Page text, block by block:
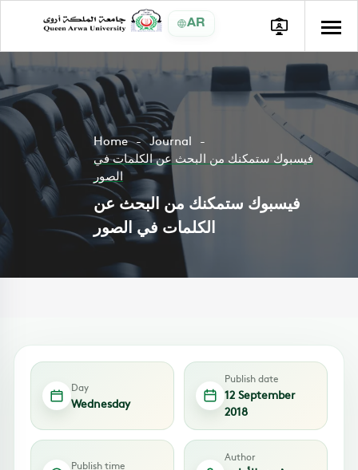
AR
Home
Journal
فيسبوك ستمكنك من البحث عن الكلمات في
الصور
فيسبوك ستمكنك من البحث عن
الكلمات في الصور
Day
Wednesday
Publish date
12 September
2018
Publish time
Author